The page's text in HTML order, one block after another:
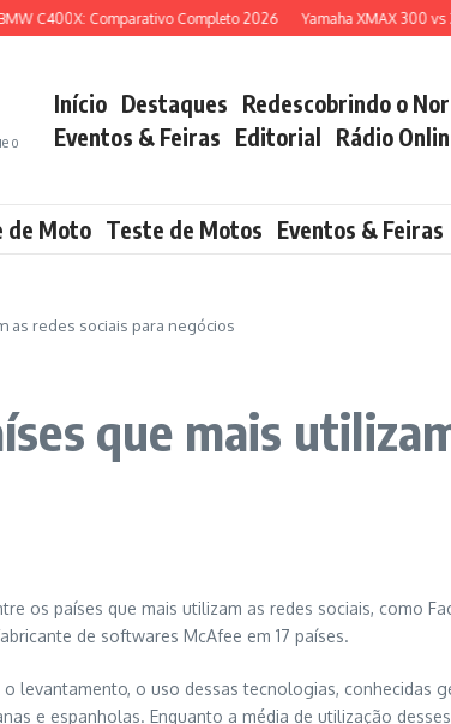
C400X: Comparativo Completo 2026 Yamaha XMAX 300 vs
o
Início Destaques Redescobrindo o
Eventos & Feiras Editorial Rádio
de Moto Teste de Motos Eventos & Feiras
as redes sociais para negócios
que mais
os países que mais utilizam as redes sociais, como
de softwares McAfee em 17 países.
levantamento, o uso dessas tecnologias, conhecidas
e espanholas. Enquanto a média de utilização